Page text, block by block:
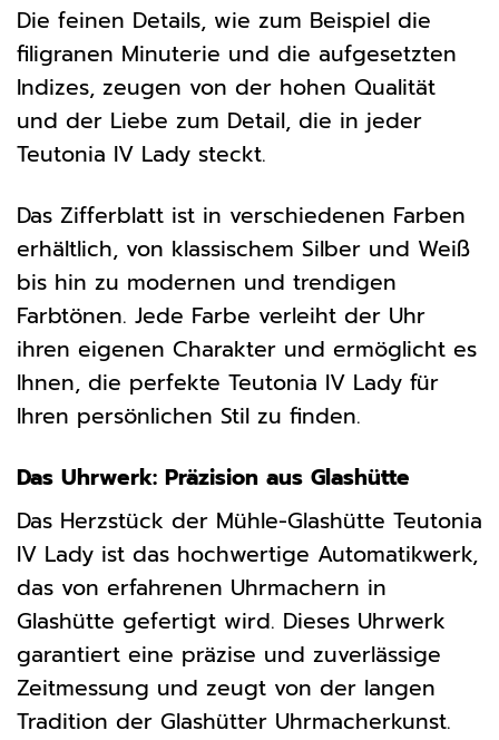
Die feinen Details, wie zum Beispiel die
filigranen Minuterie und die aufgesetzten
Indizes, zeugen von der hohen Qualität
und der Liebe zum Detail, die in jeder
Teutonia IV Lady steckt.
Das Zifferblatt ist in verschiedenen Farben
erhältlich, von klassischem Silber und Weiß
bis hin zu modernen und trendigen
Farbtönen. Jede Farbe verleiht der Uhr
ihren eigenen Charakter und ermöglicht es
Ihnen, die perfekte Teutonia IV Lady für
Ihren persönlichen Stil zu finden.
Das Uhrwerk: Präzision aus Glashütte
Das Herzstück der Mühle-Glashütte Teutonia
IV Lady ist das hochwertige Automatikwerk,
das von erfahrenen Uhrmachern in
Glashütte gefertigt wird. Dieses Uhrwerk
garantiert eine präzise und zuverlässige
Zeitmessung und zeugt von der langen
Tradition der Glashütter Uhrmacherkunst.